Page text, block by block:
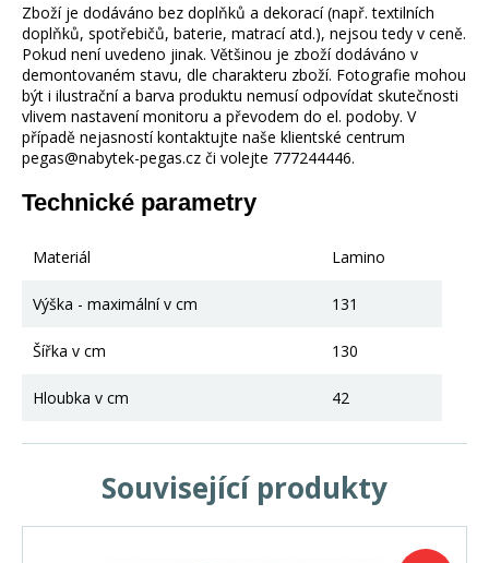
Zboží je dodáváno bez doplňků a dekorací (např. textilních
doplňků, spotřebičů, baterie, matrací atd.), nejsou tedy v ceně.
Pokud není uvedeno jinak. Většinou je zboží dodáváno v
demontovaném stavu, dle charakteru zboží. Fotografie mohou
být i ilustrační a barva produktu nemusí odpovídat skutečnosti
vlivem nastavení monitoru a převodem do el. podoby. V
případě nejasností kontaktujte naše klientské centrum
pegas@nabytek-pegas.cz či volejte 777244446.
Technické parametry
Materiál Lamino
Výška - maximální v cm 131
Šířka v cm 130
Hloubka v cm 42
Související produkty